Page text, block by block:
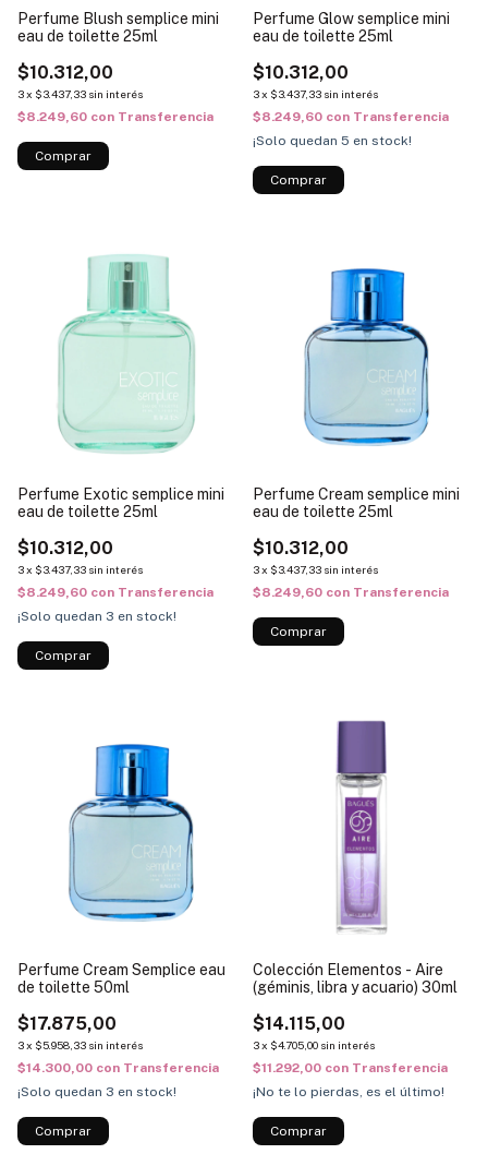
Perfume Blush semplice mini
eau de toilette 25ml
$10.312,00
3x $3.437,33 sin interés
$8.249,60 con Transferencia
Perfume Glow semplice mini
eau de toilette 25ml
$10.312,00
3x $3.437,33 sin interés
$8.249,60 con Transferencia
¡Solo quedan 5 en stock!
Perfume Exotic semplice mini
eau de toilette 25ml
$10.312,00
3x $3.437,33 sin interés
$8.249,60 con Transferencia
¡Solo quedan 3 en stock!
Perfume Cream semplice mini
eau de toilette 25ml
$10.312,00
3x $3.437,33 sin interés
$8.249,60 con Transferencia
Perfume Cream Semplice eau
de toilette 50ml
$17.875,00
3x $5.958,33 sin interés
$14.300,00 con Transferencia
¡Solo quedan 3 en stock!
Colección Elementos - Aire
(géminis, libra y acuario) 30ml
$14.115,00
3x $4.705,00 sin interés
$11.292,00 con Transferencia
¡No te lo pierdas, es el último!